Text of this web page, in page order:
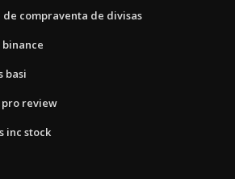
de compraventa de divisas
binance
basi
review
inc stock